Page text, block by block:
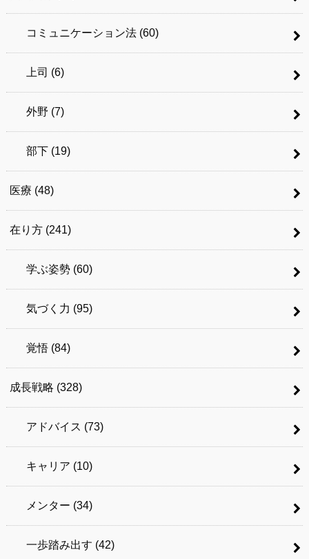
コミュニケーション法 (60)
上司 (6)
外野 (7)
部下 (19)
医療 (48)
在り方 (241)
学ぶ姿勢 (60)
気づく力 (95)
覚悟 (84)
成長戦略 (328)
アドバイス (73)
キャリア (10)
メンター (34)
一歩踏み出す (42)